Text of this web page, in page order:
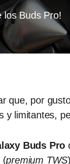
los Buds Pro!
que, por
y limitantes,
Buds Pro
(premium TWS